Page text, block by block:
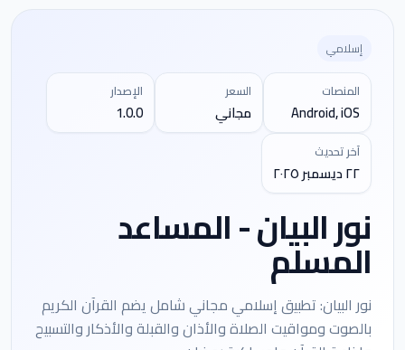
إسلامي
المنصات
Android, iOS
السعر
مجاني
الإصدار
1.0.0
آخر تحديث
٢٢ ديسمبر ٢٠٢٥
نور البيان - المساعد
المسلم
نور البيان: تطبيق إسلامي مجاني شامل يضم القرآن الكريم
بالصوت ومواقيت الصلاة والأذان والقبلة والأذكار والتسبيح